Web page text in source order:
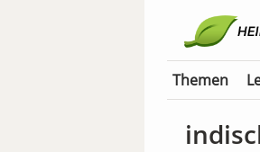
Themen